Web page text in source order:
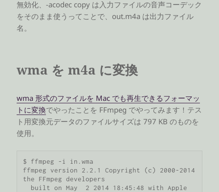
無効化、-acodec copy は入力ファイルの音声コーデック
をそのまま使うってことで、out.m4a は出力ファイル
名。
wma を m4a に変換
wma 形式のファイルを Mac でも再生できるフォーマッ
トに変換でやったことを FFmpeg でやってみます！テス
ト用変換元データのファイルサイズは 797 KB のものを
使用。
$ ffmpeg -i in.wma
ffmpeg version 2.2.1 Copyright (c) 2000-2014
the FFmpeg developers